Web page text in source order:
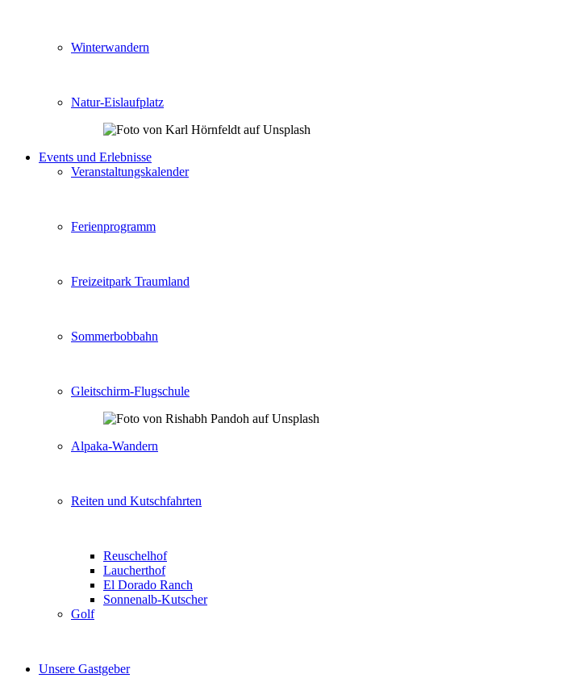
Winterwandern
Natur-Eislaufplatz
Events und Erlebnisse
Veranstaltungskalender
Ferienprogramm
Freizeitpark Traumland
Sommerbobbahn
Gleitschirm-Flugschule
Alpaka-Wandern
Reiten und Kutschfahrten
Reuschelhof
Laucherthof
El Dorado Ranch
Sonnenalb-Kutscher
Golf
Unsere Gastgeber